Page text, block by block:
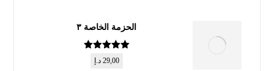
الحزمة الخاصة ٣
تم التقييم
من 5
29,00 د.إ